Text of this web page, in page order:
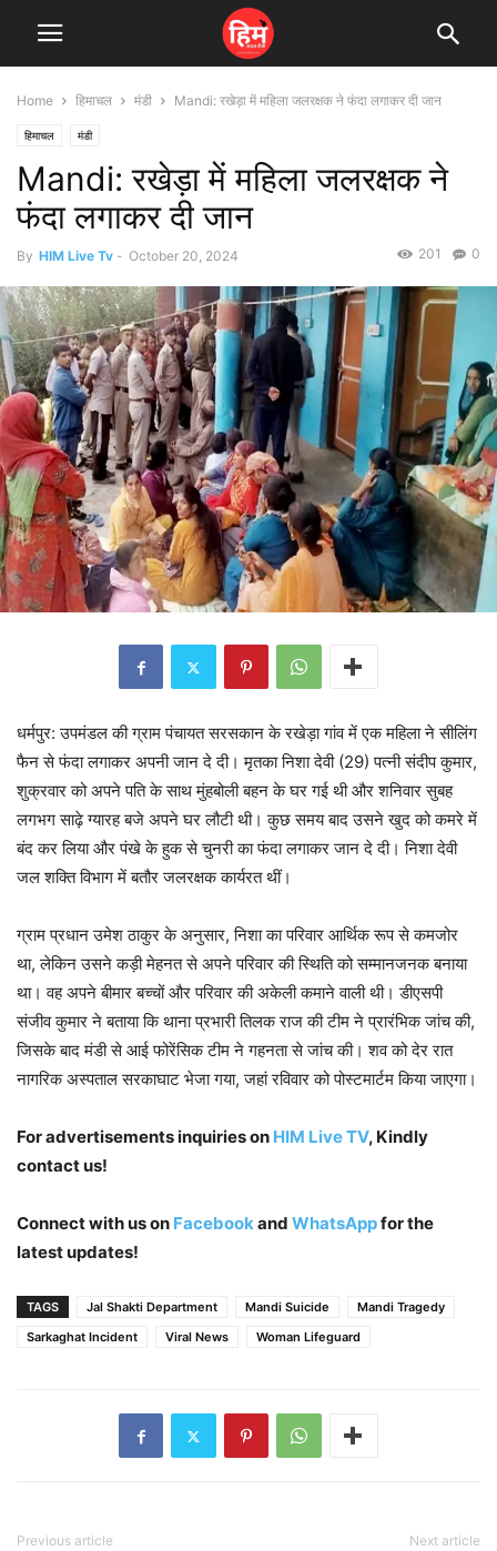
Home हिमाचल मंडी Mandi: रखेड़ा में महिला जलरक्षक ने फंदा लगाकर दी जान
हिमाचल मंडी
Mandi: रखेड़ा में महिला जलरक्षक ने
फंदा लगाकर दी जान
By HIM Live Tv - October 20, 2024 0
201
धर्मपुर: उपमंडल की ग्राम पंचायत सरसकान के रखेड़ा गांव में एक महिला ने सीलिंग
फैन से फंदा लगाकर अपनी जान दे दी। मृतका निशा देवी (29) पत्नी संदीप कुमार,
शुक्रवार को अपने पति के साथ मुंहबोली बहन के घर गई थी और शनिवार सुबह
लगभग साढ़े ग्यारह बजे अपने घर लौटी थी। कुछ समय बाद उसने खुद को कमरे में
बंद कर लिया और पंखे के हुक से चुनरी का फंदा लगाकर जान दे दी। निशा देवी
जल शक्ति विभाग में बतौर जलरक्षक कार्यरत थीं।
ग्राम प्रधान उमेश ठाकुर के अनुसार, निशा का परिवार आर्थिक रूप से कमजोर
था, लेकिन उसने कड़ी मेहनत से अपने परिवार की स्थिति को सम्मानजनक बनाया
था। वह अपने बीमार बच्चों और परिवार की अकेली कमाने वाली थी। डीएसपी
संजीव कुमार ने बताया कि थाना प्रभारी तिलक राज की टीम ने प्रारंभिक जांच की,
जिसके बाद मंडी से आई फोरेंसिक टीम ने गहनता से जांच की। शव को देर रात
नागरिक अस्पताल सरकाघाट भेजा गया, जहां रविवार को पोस्टमार्टम किया जाएगा।
For advertisements inquirieson HIM Live TV, Kindly
contact us!
Connect with us on Facebookand WhatsAppfor the
latest updates!
TAGS Jal Shakti Department Mandi Suicide
Mandi Tragedy
Sarkaghat Incident
Viral News Woman Lifeguard
Previous article Next article